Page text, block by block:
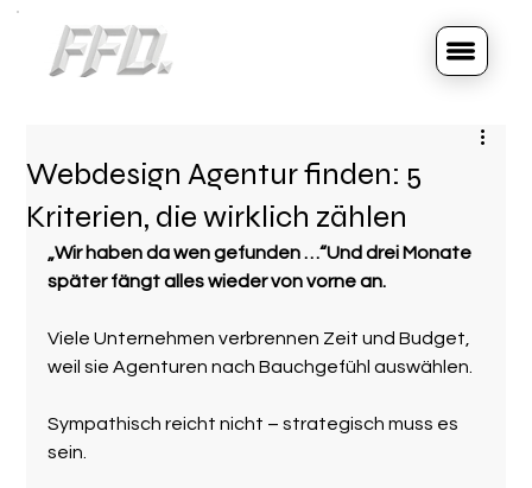
Webdesign Agentur finden: 5
Kriterien, die wirklich zählen
„Wir haben da wen gefunden …“Und drei Monate
später fängt alles wieder von vorne an.
Viele Unternehmen verbrennen Zeit und Budget,
weil sie Agenturen nach Bauchgefühl auswählen.
Sympathisch reicht nicht – strategisch muss es
sein.